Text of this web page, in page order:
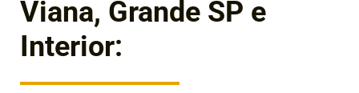
Viana, Grande SP e
Interior: